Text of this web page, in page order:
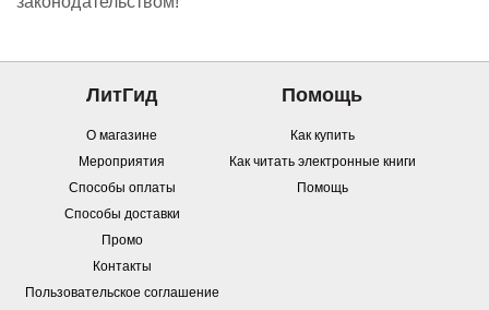
ЛитГид
О магазине
Мероприятия
Способы оплаты
Способы доставки
Промо
Контакты
Пользовательское соглашение
Помощь
Как купить
Как читать электронные книги
Помощь